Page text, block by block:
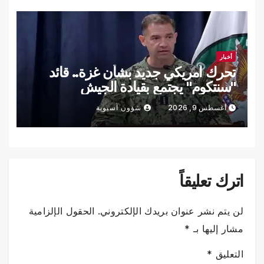
أخبار
تحرك أمريكي جديد بشأن غزة.. قائد
"سنتكوم" يجتمع بقيادة الجيش
الإسرائيلي
أغسطس 9, 2026 شؤون آسيوية
اترك تعليقاً
لن يتم نشر عنوان بريدك الإلكتروني. الحقول الإلزامية
مشار إليها بـ *
التعليق *